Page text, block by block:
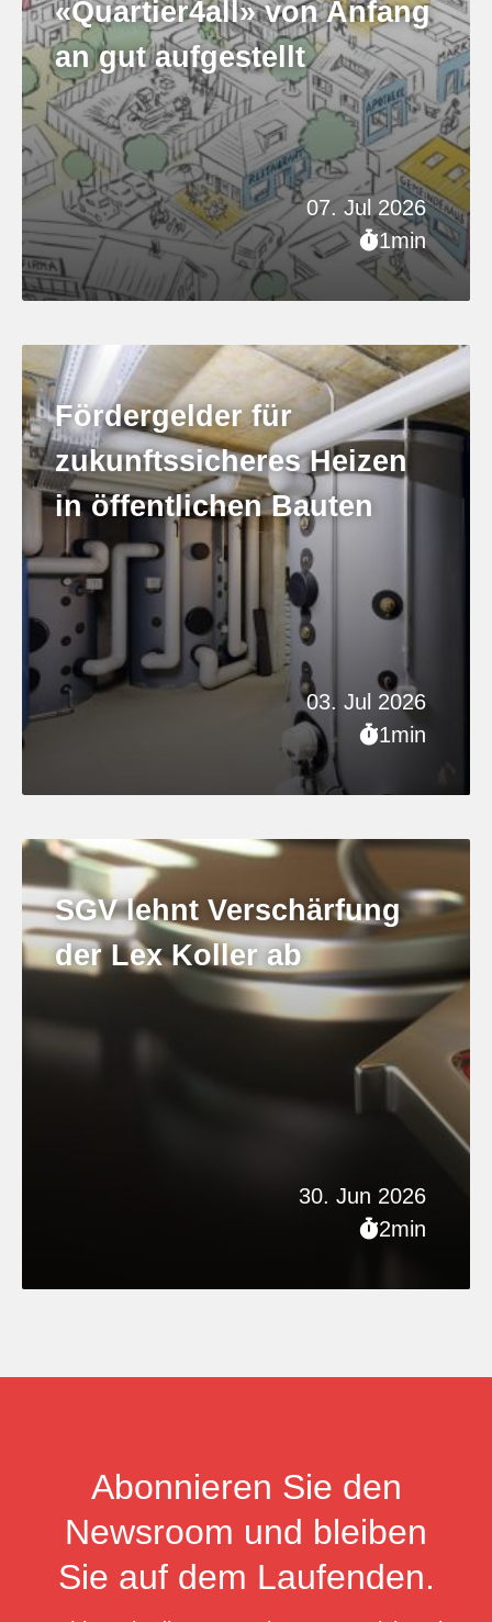
07. Jul 2026
1min
«Quartier4all» von Anfang
an gut aufgestellt
03. Jul 2026
1min
Fördergelder für
zukunftssicheres Heizen
in öffentlichen Bauten
30. Jun 2026
2min
SGV lehnt Verschärfung
der Lex Koller ab
Abonnieren Sie den
Newsroom und bleiben
Sie auf dem Laufenden.